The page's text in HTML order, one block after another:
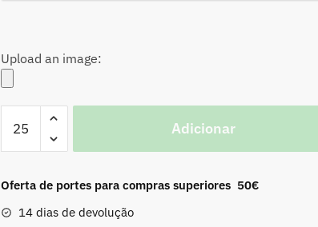
Upload an image:
Quantidade
de
Tapete
Multifunções
Adicionar
Oferta de portes para compras superiores 50€
14 dias de devolução